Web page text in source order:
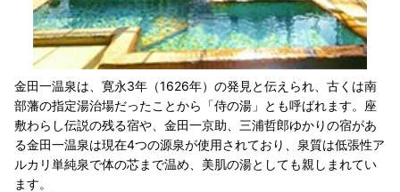
金田一温泉は、寛永3年（1626年）の発見と伝えられ、古くは南
部藩の指定湯治場だったことから「侍の湯」とも呼ばれます。座
敷わらし伝説の残る宿や、金田一京助、三浦哲郎ゆかりの宿があ
る金田一温泉は現在4つの源泉が使用されており、泉質は低張性ア
ルカリ単純泉で体の芯まで温め、美肌の湯としても親しまれてい
ます。